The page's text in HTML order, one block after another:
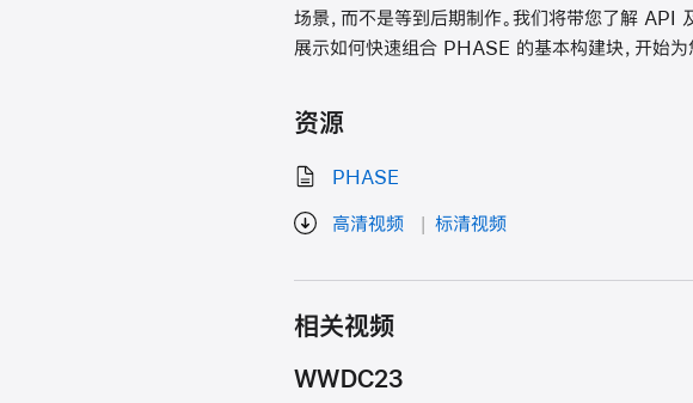
场景，而不是等到后期制作。我们将带您了解 API
展示如何快速组合 PHASE 的基本构建块，开始
资源
PHASE
高清视频 标清视频
相关视频
WWDC23